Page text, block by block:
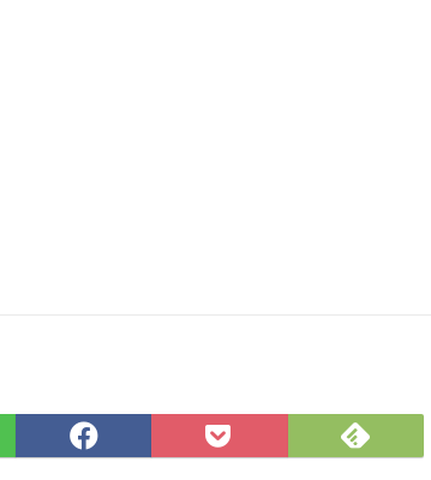
Facebook
で
Pocket
に
Feedly
で